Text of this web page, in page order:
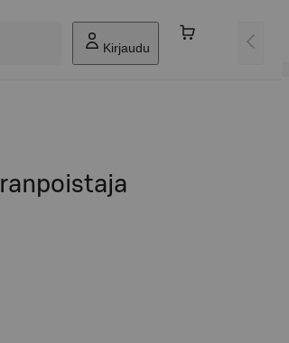
Kirjaudu